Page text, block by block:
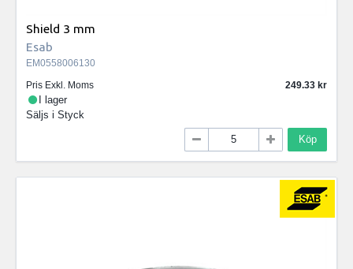
Shield 3 mm
Esab
EM0558006130
Pris Exkl. Moms
249.33
I lager
Säljs i Styck
Köp